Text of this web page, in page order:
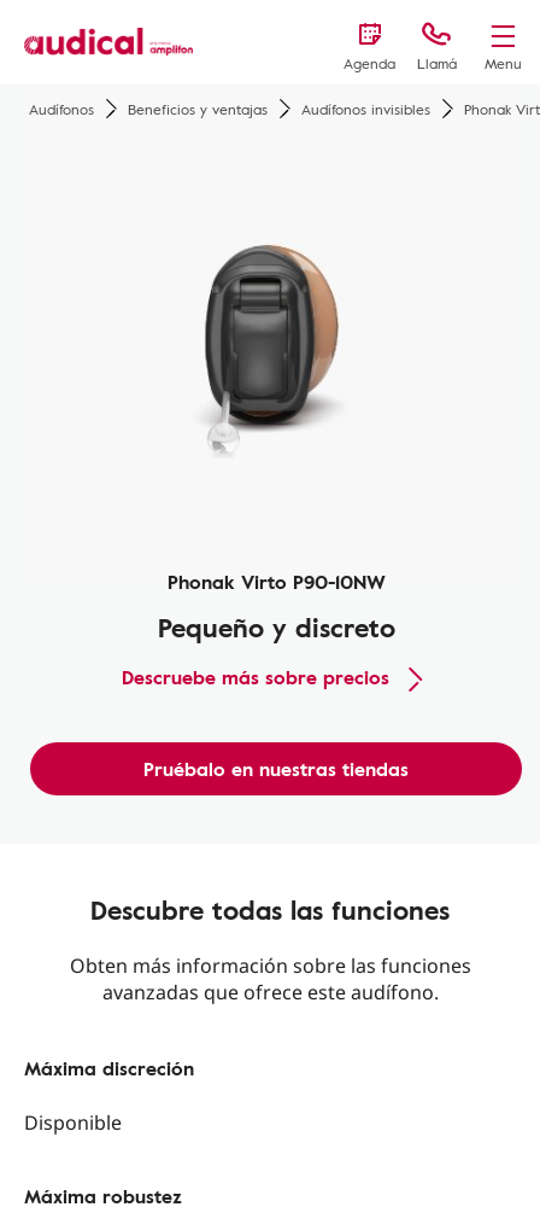
Agenda Llamá Menu
Audífonos Beneficios y ventajas Audífonos invisibles Phonak
Phonak Virto P90-10NW
Pequeño y discreto
Descruebe más sobre precios
Pruébalo en nuestras tiendas
Descubre todas las funciones
Obten más información sobre las funciones
avanzadas que ofrece este audífono.
Máxima discreción
Disponible
Máxima robustez